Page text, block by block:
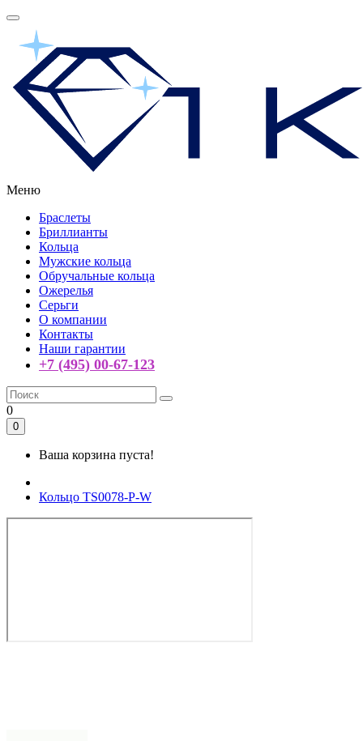
Меню
Браслеты
Бриллианты
Кольца
Мужские кольца
Обручальные кольца
Ожерелья
Серьги
О компании
Контакты
Наши гарантии
+7 (495) 00-67-123
0
0
Ваша корзина пуста!
Кольцо TS0078-P-W